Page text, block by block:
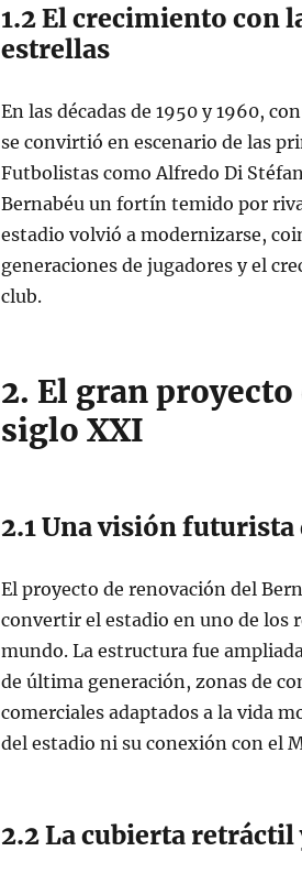
1.2 El crecimiento con
estrellas
En las décadas de 1950 y 1960,
se convirtió en escenario de las
Futbolistas como Alfredo Di
Bernabéu un fortín temido por
estadio volvió a modernizarse,
generaciones de jugadores y el
club.
2. El gran
siglo XXI
2.1 Una visión
El proyecto de renovación del
convertir el estadio en uno de los
mundo. La estructura fue
de última generación, zonas de
comerciales adaptados a la vida
del estadio ni su conexión con el
2.2 La cubierta retráctil